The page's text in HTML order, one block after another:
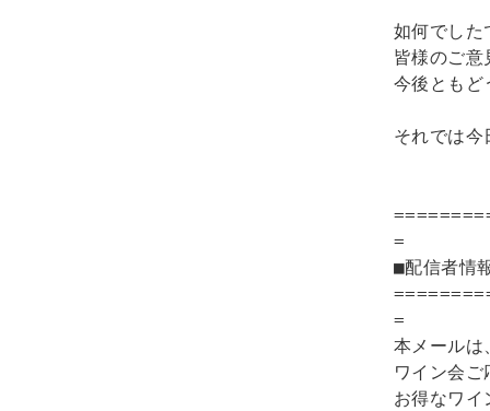
如何でし
皆様のご
今後とも
それでは
=
■配信者情
=
本メール
ワイン会
お得なワ